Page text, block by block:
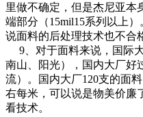
里做不确定，但是杰尼亚本
端部分（15mil15系列以上
说面料的后处理技术也不合
9、对于面料来说，国际
南山、阳光），国内大厂好
流）。国内大厂120支的面
右每米，可以说是物美价廉
看技术。